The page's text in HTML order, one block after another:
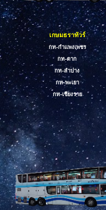
เกษมธราทัวร์
กท-กำแพงเพชร
กท-ตาก
กท-ลำปาง
กท-พะเยา
กท-เชียงราย